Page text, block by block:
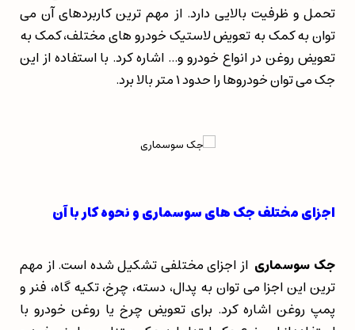
تحمل و ظرفیت بالایی دارد. از مهم ترین کاربردهای آن می
توان به کمک به تعویض لاستیک خودرو های مختلف، کمک به
تعویض روغن در انواع خودرو و... اشاره کرد. با استفاده از این
جک می توان خودروها را حدود 1 متر بالا برد.
اجزای مختلف جک های سوسماری و نحوه کار با آن
جک سوسماری از اجزای مختلفی تشکیل شده است. از مهم
ترین این اجزا می توان به پدال، دسته، چرخ، تکیه گاه، فنر و
پمپ روغن اشاره کرد. برای تعویض چرخ یا روغن خودرو با